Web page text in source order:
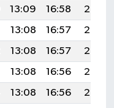
13:09 16:58
20:07
13:08 16:57
20:06
13:08 16:57
20:05
13:08 16:56
20:03
13:08 16:56
20:02